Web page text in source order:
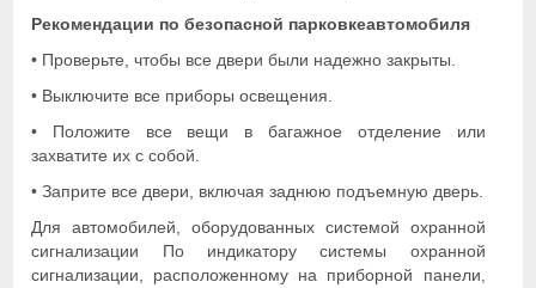
Рекомендации по безопасной парковкеавтомобиля
• Проверьте, чтобы все двери были надежно закрыты.
• Выключите все приборы освещения.
• Положите все вещи в багажное отделение или
захватите их с собой.
• Заприте все двери, включая заднюю подъемную дверь.
Для автомобилей, оборудованных системой охранной
сигнализации По индикатору системы охранной
сигнализации, расположенному на приборной панели,